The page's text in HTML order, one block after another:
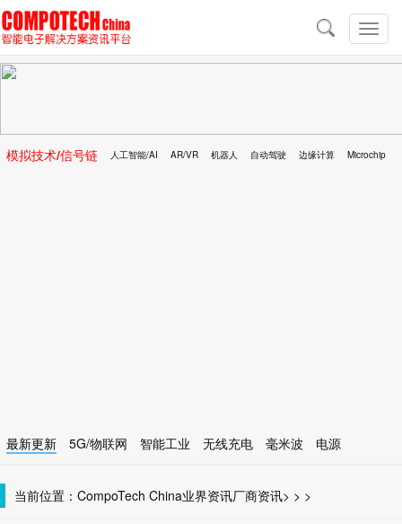
切
换
导
导
航
模拟技术/信号链 人工智能/AI AR/VR 机器人 自动驾驶 边缘计算 Microchip
最新更新 5G/物联网 智能工业 无线充电 毫米波
电源
当前位置： CompoTech China >
业界资讯 >
厂商资讯 >